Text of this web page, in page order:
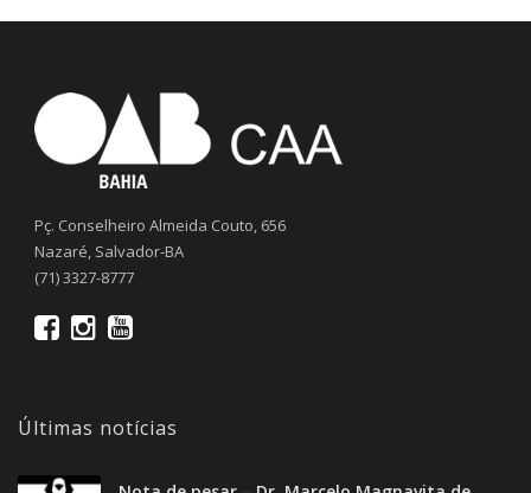
Pç. Conselheiro Almeida Couto, 656
Nazaré, Salvador-BA
(71) 3327-8777
Últimas notícias